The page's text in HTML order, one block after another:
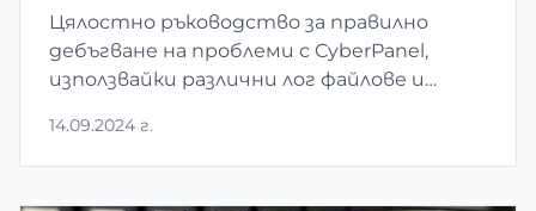
Цялостно ръководство за правилно
дебъгване на проблеми с CyberPanel,
използвайки различни лог файлове и
14.09.2024 г.